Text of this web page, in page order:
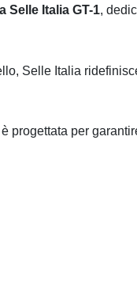
Selle Italia GT-1,
Selle Italia
progettata per